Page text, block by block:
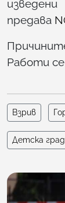
предава
Работи се
Взрив
Детска